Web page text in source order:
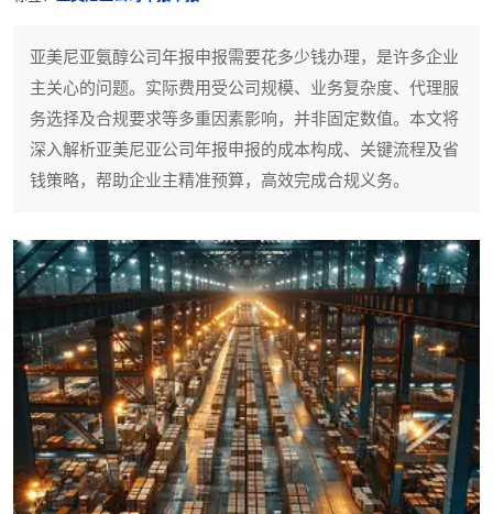
亚美尼亚氨醇公司年报申报需要花多少钱办理，是许多企业
主关心的问题。实际费用受公司规模、业务复杂度、代理服
务选择及合规要求等多重因素影响，并非固定数值。本文将
深入解析亚美尼亚公司年报申报的成本构成、关键流程及省
钱策略，帮助企业主精准预算，高效完成合规义务。